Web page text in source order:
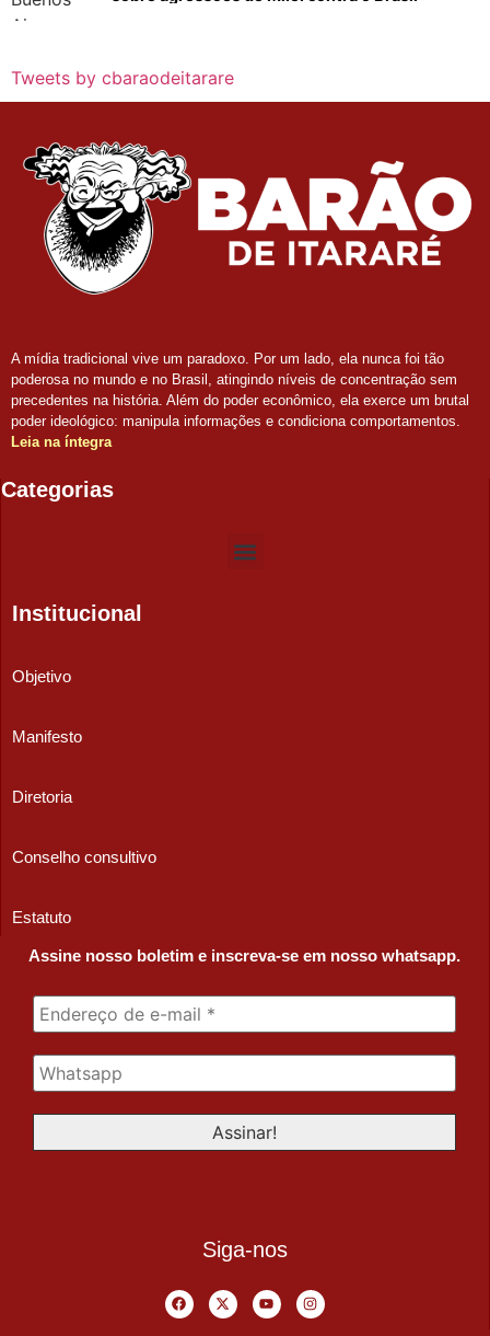
Tweets by cbaraodeitarare
A mídia tradicional vive um paradoxo. Por um lado, ela nunca foi tão
poderosa no mundo e no Brasil, atingindo níveis de concentração sem
precedentes na história. Além do poder econômico, ela exerce um brutal
poder ideológico: manipula informações e condiciona comportamentos.
Leia na íntegra
Categorias
Institucional
Objetivo
Manifesto
Diretoria
Conselho consultivo
Estatuto
Assine nosso boletim e inscreva-se em nosso whatsapp.
Siga-nos